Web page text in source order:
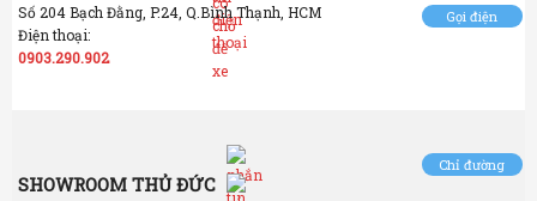
Số 204 Bạch Đằng, P.24, Q.Bình Thạnh, HCM
Điện thoại:
0903.290.902
Gọi điện
SHOWROOM THỦ ĐỨC
Chỉ đường